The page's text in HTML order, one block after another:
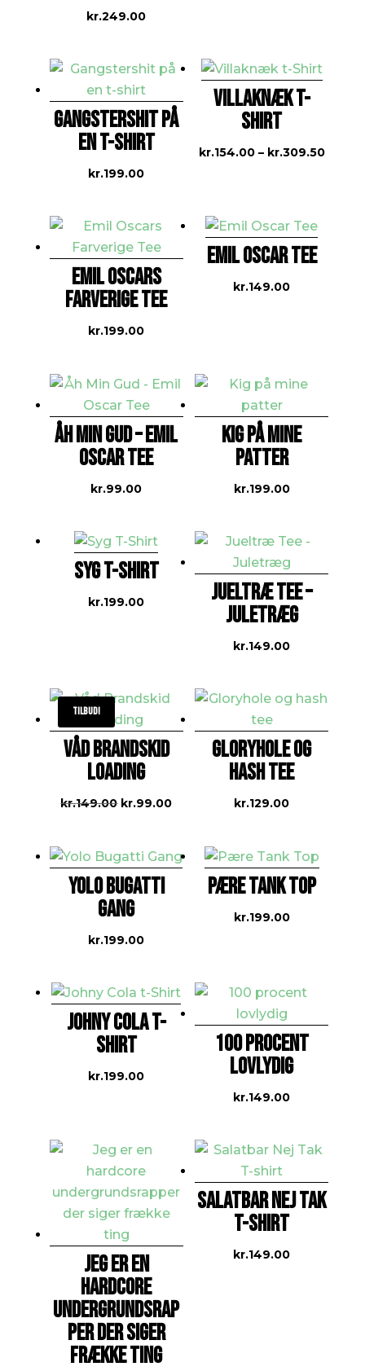
kr.249.00
GANGSTERSHIT PÅ
EN T-SHIRT
kr.199.00
VILLAKNÆK T-
SHIRT
kr.154.00 – kr.309.50
EMIL OSCARS
FARVERIGE TEE
kr.199.00
EMIL OSCAR TEE
kr.149.00
ÅH MIN GUD – EMIL
OSCAR TEE
kr.99.00
KIG PÅ MINE
PATTER
kr.199.00
SYG T-SHIRT
kr.199.00
JUELTRÆ TEE –
JULETRÆG
kr.149.00
Tilbud!
VÅD BRANDSKID
LOADING
kr.149.00 Den
var:
kr.149.00.
kr.99.00Den
er:
kr.99.00.
GLORYHOLE OG
HASH TEE
kr.129.00
YOLO BUGATTI
GANG
kr.199.00
PÆRE TANK TOP
kr.199.00
JOHNY COLA T-
SHIRT
kr.199.00
100 PROCENT
LOVLYDIG
kr.149.00
JEG ER EN
HARDCORE
UNDERGRUNDSRAP
PER DER SIGER
FRÆKKE TING
SALATBAR NEJ TAK
T-SHIRT
kr.149.00